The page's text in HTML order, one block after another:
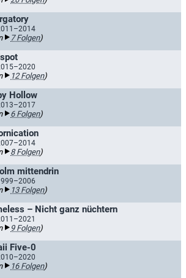
7 Folgen)
12 Folgen)
Hollow
6 Folgen)
8 Folgen)
mittendrin
13 Folgen)
– Nicht ganz nüchtern
9 Folgen)
Five-0
16 Folgen)